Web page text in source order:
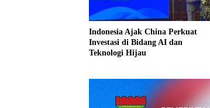
Indonesia Ajak China Perkuat
Investasi di Bidang AI dan
Teknologi Hijau